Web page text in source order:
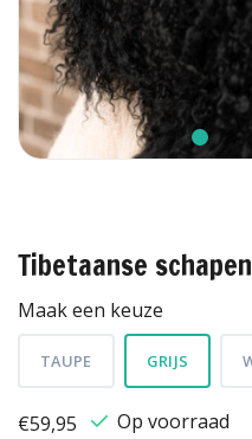
Tibetaanse
Maak een keuze
TAUPE GRIJS
€59,95 Op voorraad